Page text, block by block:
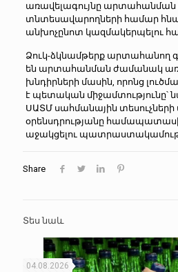
առավելագույնը արտահանման
տնտեսավարողների համար
անխոչընոտ կազմակերպելու
Ձուկ-ձկնամթերք արտահանող
են արտահանման ժամանակ
խնդիրների մասին, որոնց
է պետական միջամտությունը՝
ՍԱՏՄ սահմանային
օրենսդրությանը
աջակցելու
Share
Տես նաև
04.08.2026